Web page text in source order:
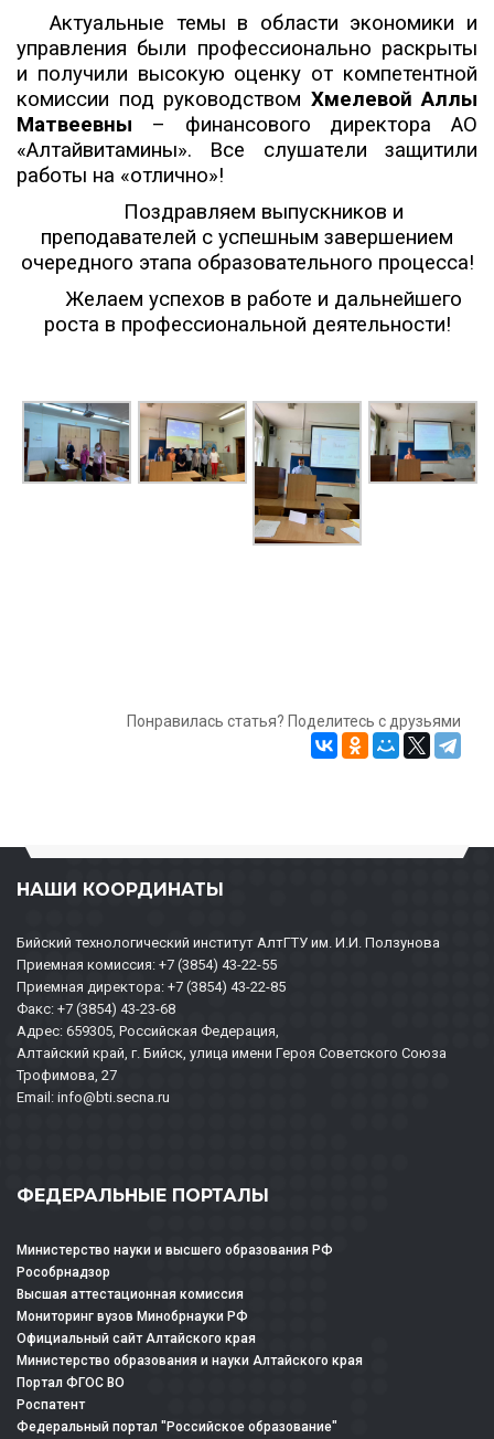
Актуальные темы в области экономики и
управления были профессионально раскрыты
и получили высокую оценку от компетентной
комиссии под руководством Хмелевой Аллы
Матвеевны – финансового директора АО
«Алтайвитамины». Все слушатели защитили
работы на «отлично»!
Поздравляем выпускников и
преподавателей с успешным завершением
очередного этапа образовательного процесса!
Желаем успехов в работе и дальнейшего
роста в профессиональной деятельности!
Понравилась статья? Поделитесь с друзьями
НАШИ КООРДИНАТЫ
Бийский технологический институт АлтГТУ им. И.И. Ползунова
Приемная комиссия: +7 (3854) 43-22-55
Приемная директора: +7 (3854) 43-22-85
Факс: +7 (3854) 43-23-68
Адрес: 659305, Российская Федерация,
Алтайский край, г. Бийск, улица имени Героя Советского Союза
Трофимова, 27
Email: info@bti.secna.ru
ФЕДЕРАЛЬНЫЕ ПОРТАЛЫ
Министерство науки и высшего образования РФ
Рособрнадзор
Высшая аттестационная комиссия
Мониторинг вузов Минобрнауки РФ
Официальный сайт Алтайского края
Министерство образования и науки Алтайского края
Портал ФГОС ВО
Роспатент
Федеральный портал "Российское образование"